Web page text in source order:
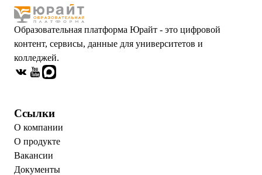
Образовательная платформа Юрайт - это цифровой
контент, сервисы, данные для университетов и
колледжей.
Ссылки
О компании
О продукте
Вакансии
Документы